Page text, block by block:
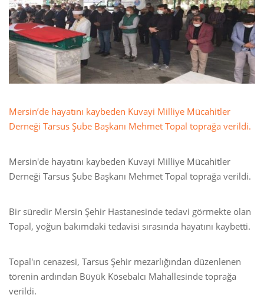
Mersin’de hayatını kaybeden Kuvayi Milliye Mücahitler
Derneği Tarsus Şube Başkanı Mehmet Topal toprağa verildi.
Mersin'de hayatını kaybeden Kuvayi Milliye Mücahitler
Derneği Tarsus Şube Başkanı Mehmet Topal toprağa verildi.
Bir süredir Mersin Şehir Hastanesinde tedavi görmekte olan
Topal, yoğun bakımdaki tedavisi sırasında hayatını kaybetti.
Topal'ın cenazesi, Tarsus Şehir mezarlığından düzenlenen
törenin ardından Büyük Kösebalcı Mahallesinde toprağa
verildi.